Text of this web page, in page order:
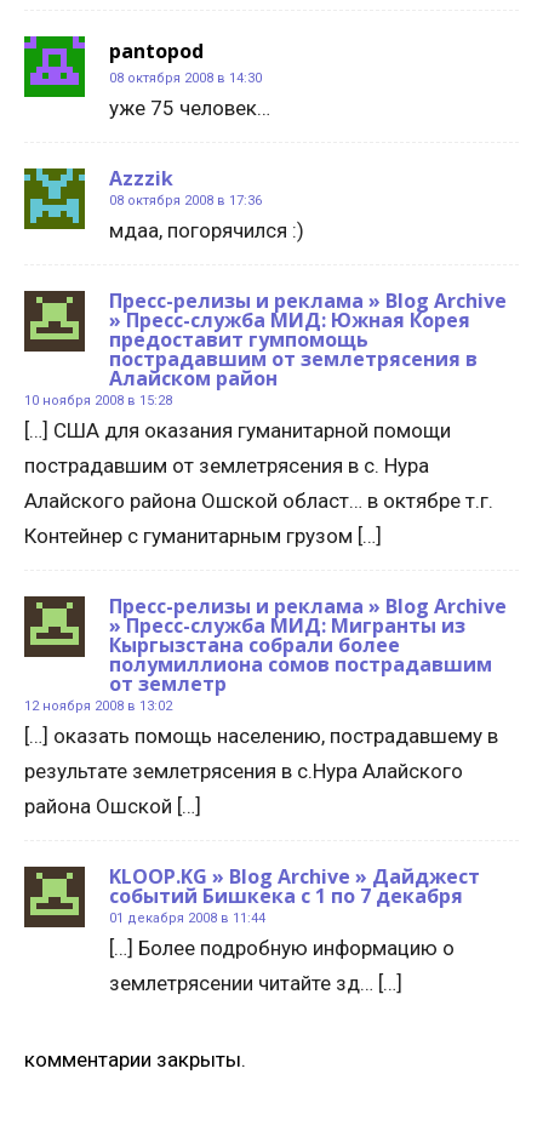
pantopod
08 октября 2008 в 14:30
уже 75 человек…
Azzzik
08 октября 2008 в 17:36
мдаа, погорячился :)
Пресс-релизы и реклама » Blog Archive
» Пресс-служба МИД: Южная Корея
предоставит гумпомощь
пострадавшим от землетрясения в
Алайском район
10 ноября 2008 в 15:28
[…] США для оказания гуманитарной помощи
пострадавшим от землетрясения в с. Нура
Алайского района Ошской област… в октябре т.г.
Контейнер с гуманитарным грузом […]
Пресс-релизы и реклама » Blog Archive
» Пресс-служба МИД: Мигранты из
Кыргызстана собрали более
полумиллиона сомов пострадавшим
от землетр
12 ноября 2008 в 13:02
[…] оказать помощь населению, пострадавшему в
результате землетрясения в с.Нура Алайского
района Ошской […]
KLOOP.KG » Blog Archive » Дайджест
событий Бишкека с 1 по 7 декабря
01 декабря 2008 в 11:44
[…] Более подробную информацию о
землетрясении читайте зд… […]
комментарии закрыты.